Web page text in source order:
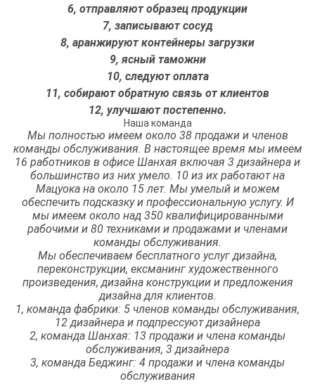
6, отправляют образец продукции
7, записывают сосуд
8, аранжируют контейнеры загрузки
9, ясный таможни
10, следуют оплата
11, собирают обратную связь от клиентов
12, улучшают постепенно.
Наша команда
Мы полностью имеем около 38 продажи и членов
команды обслуживания. В настоящее время мы имеем
16 работников в офисе Шанхая включая 3 дизайнера и
большинство из них умело. 10 из их работают на
Мацуока на около 15 лет. Мы умелый и можем
обеспечить подсказку и профессиональную услугу. И
мы имеем около над 350 квалифицированными
рабочими и 80 техниками и продажами и членами
команды обслуживания.
Мы обеспечиваем бесплатного услуг дизайна,
переконструкции, ексманинг художественного
произведения, дизайна конструкции и предложения
дизайна для клиентов.
1, команда фабрики: 5 членов команды обслуживания,
12 дизайнера и подпрессуют дизайнера
2, команда Шанхая: 13 продажи и члена команды
обслуживания, 3 дизайнера
3, команда Беджинг: 4 продажи и члена команды
обслуживания